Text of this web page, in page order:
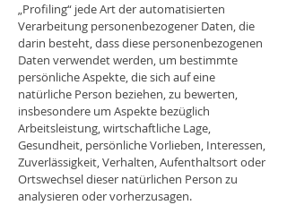
„Profiling“ jede Art der automatisierten
Verarbeitung personenbezogener Daten, die
darin besteht, dass diese personenbezogenen
Daten verwendet werden, um bestimmte
persönliche Aspekte, die sich auf eine
natürliche Person beziehen, zu bewerten,
insbesondere um Aspekte bezüglich
Arbeitsleistung, wirtschaftliche Lage,
Gesundheit, persönliche Vorlieben, Interessen,
Zuverlässigkeit, Verhalten, Aufenthaltsort oder
Ortswechsel dieser natürlichen Person zu
analysieren oder vorherzusagen.